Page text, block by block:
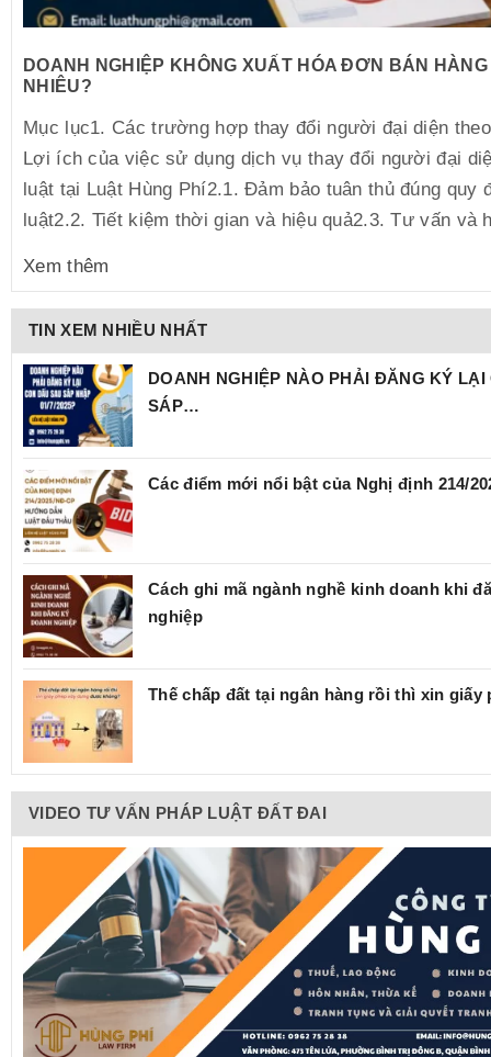
DOANH NGHIỆP KHÔNG XUẤT HÓA ĐƠN BÁN
NHIÊU?
Mục lục1. Các trường hợp thay đổi người đại diện
Lợi ích của việc sử dụng dịch vụ thay đổi người đại
luật tại Luật Hùng Phí2.1. Đảm bảo tuân thủ đúng quy
luật2.2. Tiết kiệm thời gian và hiệu quả2.3. Tư vấn và
Xem thêm
TIN XEM NHIỀU NHẤT
DOANH NGHIỆP NÀO PHẢI ĐĂNG KÝ LẠI
SÁP…
Các điểm mới nổi bật của Nghị định 214/
Cách ghi mã ngành nghề kinh doanh khi
nghiệp
Thế chấp đất tại ngân hàng rồi thì xin
VIDEO TƯ VẤN PHÁP LUẬT ĐẤT ĐAI